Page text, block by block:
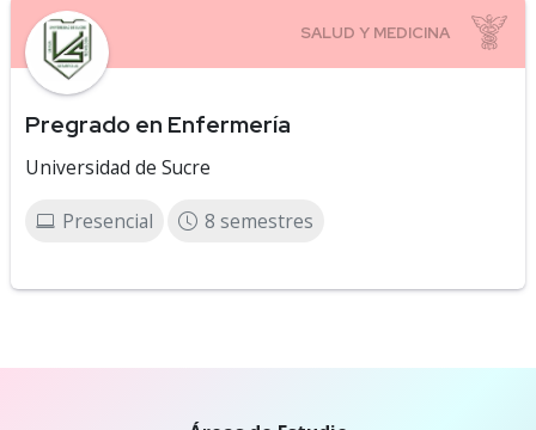
Pregrado en Enfermería
Universidad de Sucre
Presencial 8 semestres